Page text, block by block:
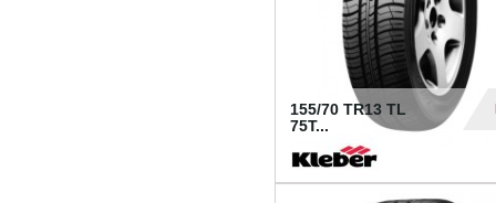
155/70 TR13 TL
75T...